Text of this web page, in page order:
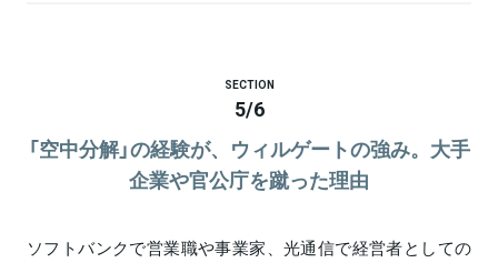
SECTION
5/6
「空中分解」の経験が、ウィルゲートの強み。大手
企業や官公庁を蹴った理由
ソフトバンクで営業職や事業家、光通信で経営者としての